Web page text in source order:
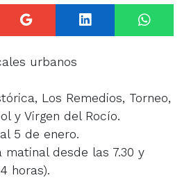
Google+ LinkedIn
urbanos
Los Remedios, Torneo,
y Virgen del Rocío.
5 de enero.
matinal desde las 7.30 y
horas).